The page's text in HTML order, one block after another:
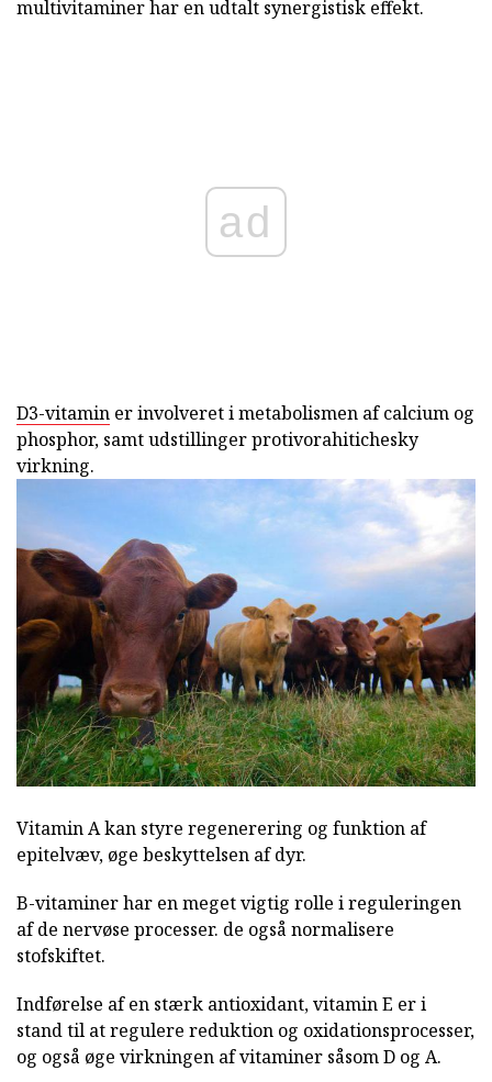
multivitaminer har en udtalt synergistisk effekt.
ad
D3-vitamin er involveret i metabolismen af calcium og
phosphor, samt udstillinger protivorahitichesky
virkning.
Vitamin A kan styre regenerering og funktion af
epitelvæv, øge beskyttelsen af dyr.
B-vitaminer har en meget vigtig rolle i reguleringen
af de nervøse processer. de også normalisere
stofskiftet.
Indførelse af en stærk antioxidant, vitamin E er i
stand til at regulere reduktion og oxidationsprocesser,
og også øge virkningen af vitaminer såsom D og A.